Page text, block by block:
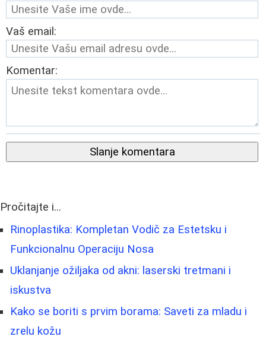
Vaš email:
Komentar:
Slanje komentara
Pročitajte i...
Rinoplastika: Kompletan Vodič za Estetsku i
Funkcionalnu Operaciju Nosa
Uklanjanje ožiljaka od akni: laserski tretmani i
iskustva
Kako se boriti s prvim borama: Saveti za mladu i
zrelu kožu